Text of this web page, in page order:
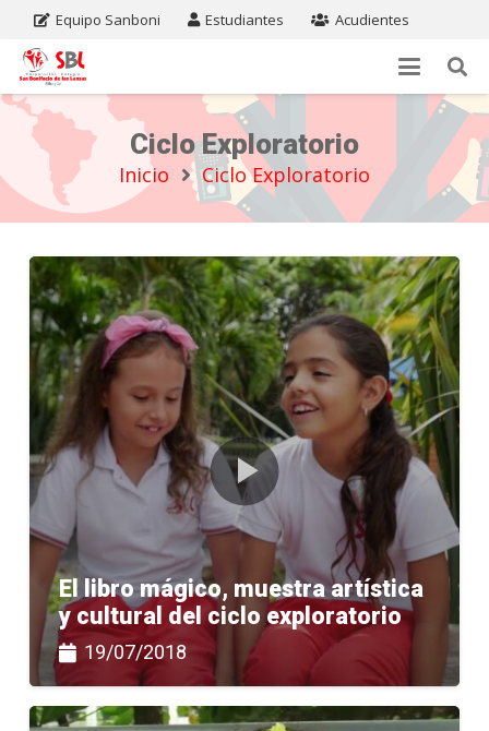
Equipo Sanboni Estudiantes Acudientes
Ciclo Exploratorio
Inicio Ciclo Exploratorio
El libro mágico, muestra artística
y cultural del ciclo exploratorio
19/07/2018